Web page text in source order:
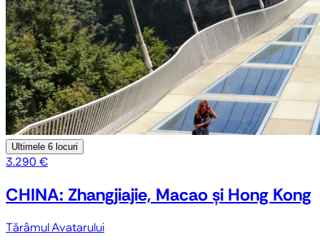
Ultimele 6 locuri
3.290 €
CHINA: Zhangjiajie, Macao și Hong Kong
Tărâmul Avatarului